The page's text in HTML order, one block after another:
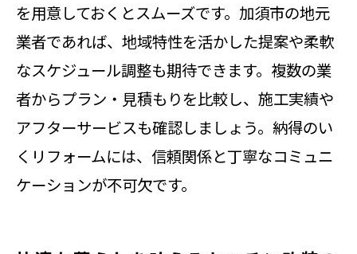
キッチンリフォーム成功のための準
備方法
リフォーム業者の選定基準と評価の
見方
加須市で安心リフォームを進めるコ
省エネ設備導入も視野に入れたキッチン
を用意しておくとスムーズです。加須市の地元
業者であれば、地域特性を活かした提案や柔軟
なスケジュール調整も期待できます。複数の業
者からプラン・見積もりを比較し、施工実績や
アフターサービスも確認しましょう。納得のい
くリフォームには、信頼関係と丁寧なコミュニ
ケーションが不可欠です。